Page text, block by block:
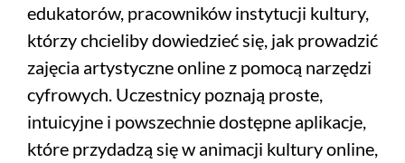
edukatorów, pracowników instytucji kultury,
którzy chcieliby dowiedzieć się, jak prowadzić
zajęcia artystyczne online z pomocą narzędzi
cyfrowych. Uczestnicy poznają proste,
intuicyjne i powszechnie dostępne aplikacje,
które przydadzą się w animacji kultury online,